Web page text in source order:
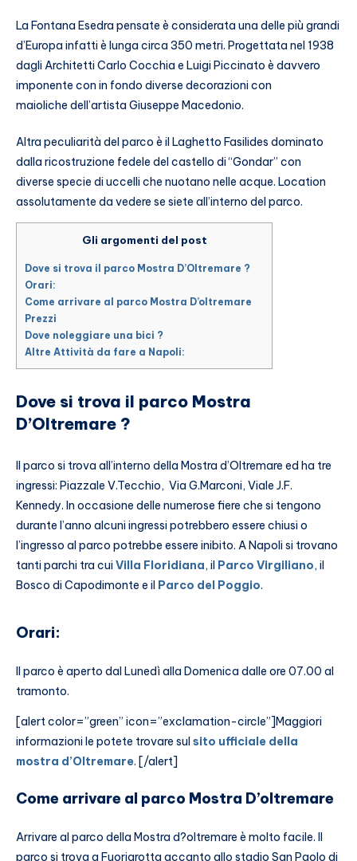
La Fontana Esedra pensate è considerata una delle più grandi
d’Europa infatti è lunga circa 350 metri. Progettata nel 1938
dagli Architetti Carlo Cocchia e Luigi Piccinato è davvero
imponente con in fondo diverse decorazioni con
maioliche dell’artista Giuseppe Macedonio.
Altra peculiarità del parco è il Laghetto Fasilides dominato
dalla ricostruzione fedele del castello di “Gondar” con
diverse specie di uccelli che nuotano nelle acque. Location
assolutamente da vedere se siete all’interno del parco.
Gli argomenti del post
Dove si trova il parco Mostra D’Oltremare ?
Orari:
Come arrivare al parco Mostra D’oltremare
Prezzi
Dove noleggiare una bici ?
Altre Attività da fare a Napoli:
Dove si trova il parco Mostra
D’Oltremare ?
Il parco si trova all’interno della Mostra d’Oltremare ed ha tre
ingressi: Piazzale V.Tecchio, Via G.Marconi, Viale J.F.
Kennedy. In occasione delle numerose fiere che si tengono
durante l’anno alcuni ingressi potrebbero essere chiusi o
l’ingresso al parco potrebbe essere inibito. A Napoli si trovano
tanti parchi tra cuiVilla Floridiana, il Parco Virgiliano, il
Bosco di Capodimonte e il Parco del Poggio.
Orari:
Il parco è aperto dal Lunedì alla Domenica dalle ore 07.00 al
tramonto.
[alert color=”green” icon=”exclamation-circle”]Maggiori
informazioni le potete trovare sulsito ufficiale della
mostra d’Oltremare. [/alert]
Come arrivare al parco Mostra D’oltremare
Arrivare al parco della Mostra d?oltremare è molto facile. Il
parco si trova a Fuorigrotta accanto allo stadio San Paolo di